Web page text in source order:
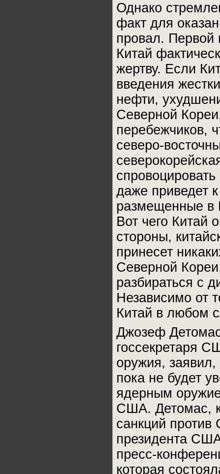
Однако
факт для
провал. Первой
Китай
жертву. Если
введения
нефти,
Северной
перебежчиков,
северо-
даже приведет
размещенные в
Вот чего Китай
стороны,
принесет
Северной
разбираться с
Независимо от
Китай в любом
Джозеф
госсекретаря
оружия, заявил,
пока не будет
ядерным
США. Детомас,
санкций
президента
пресс-
которая